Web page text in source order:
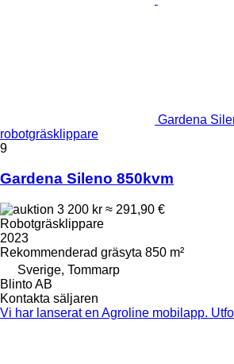
Gardena
robotgräsklippare
9
Gardena Sileno 850kvm
3 200 kr ≈ 291,90 €
Robotgräsklippare
2023
Rekommenderad gräsyta 850 m²
Sverige, Tommarp
Blinto AB
Kontakta säljaren
Vi har lanserat en Agroline mobilapp.